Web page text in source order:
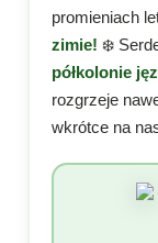
promieniach
zimie! ❄️
półkolonie
rozgrzeje
wkrótce na